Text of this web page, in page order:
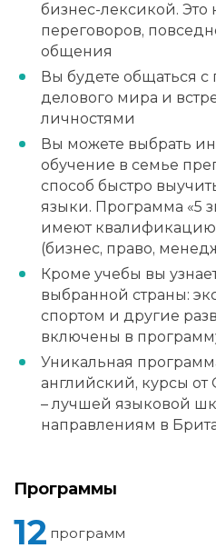
бизнес-лексикой. Это
переговоров,
общения
Вы будете общаться
делового мира и
личностями
Вы можете выбрать
обучение в семье
способ быстро
языки. Программа «5
имеют квалификацию
(бизнес, право,
Кроме учебы вы
выбранной страны:
спортом и другие
включены в
Уникальная
английский, курсы от
– лучшей языковой
направлениям в
Программы
12 программ